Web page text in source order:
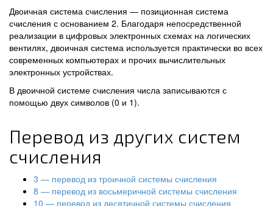
Двоичная система счисления — позиционная система
счисления с основанием 2. Благодаря непосредственной
реализации в цифровых электронных схемах на логических
вентилях, двоичная система используется практически во всех
современных компьютерах и прочих вычислительных
электронных устройствах.
В двоичной системе счисления числа записываются с
помощью двух символов (0 и 1).
Перевод из других систем
счисления
3 — перевод из троичной системы счисления
8 — перевод из восьмеричной системы счисления
10 — перевод из десятичной системы счисления